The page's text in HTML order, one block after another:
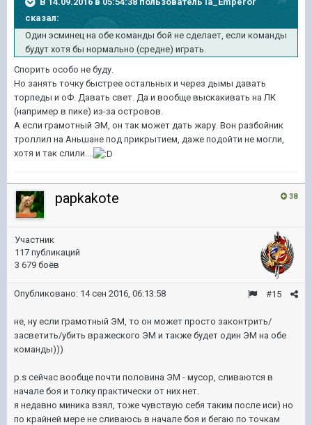
сказал:
Один эсминец на обе команды бой не сделает, если команды
будут хотя бы нормально (средне) играть.
Спорить особо не буду.
Но занять точку быстрее остальных и через дымы давать
торпеды и оФ. Давать свет. Да и вообще выскакивать на ЛК
(например в пике) из-за островов.
А если грамотный ЭМ, он так может дать жару. Вон разбойник
троллил на Аньшане под прикрытием, даже подойти не могли,
хотя и так слили....
38
papkakote
Участник
117 публикаций
3 679 боёв
#15
Опубликовано: 14 сен 2016, 06:13:58
не, ну если грамотный ЭМ, то он может просто законтрить/
засветить/убить вражеского ЭМ и также будет один ЭМ на обе
команды)))
p.s сейчас вообще почти половина ЭМ - мусор, сливаются в
начале боя и толку практически от них нет.
я недавно миника взял, тоже чувствую себя таким после иси) но
по крайней мере не сливаюсь в начале боя и бегаю по точкам